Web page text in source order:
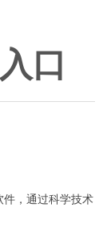
口
，通过科学技术